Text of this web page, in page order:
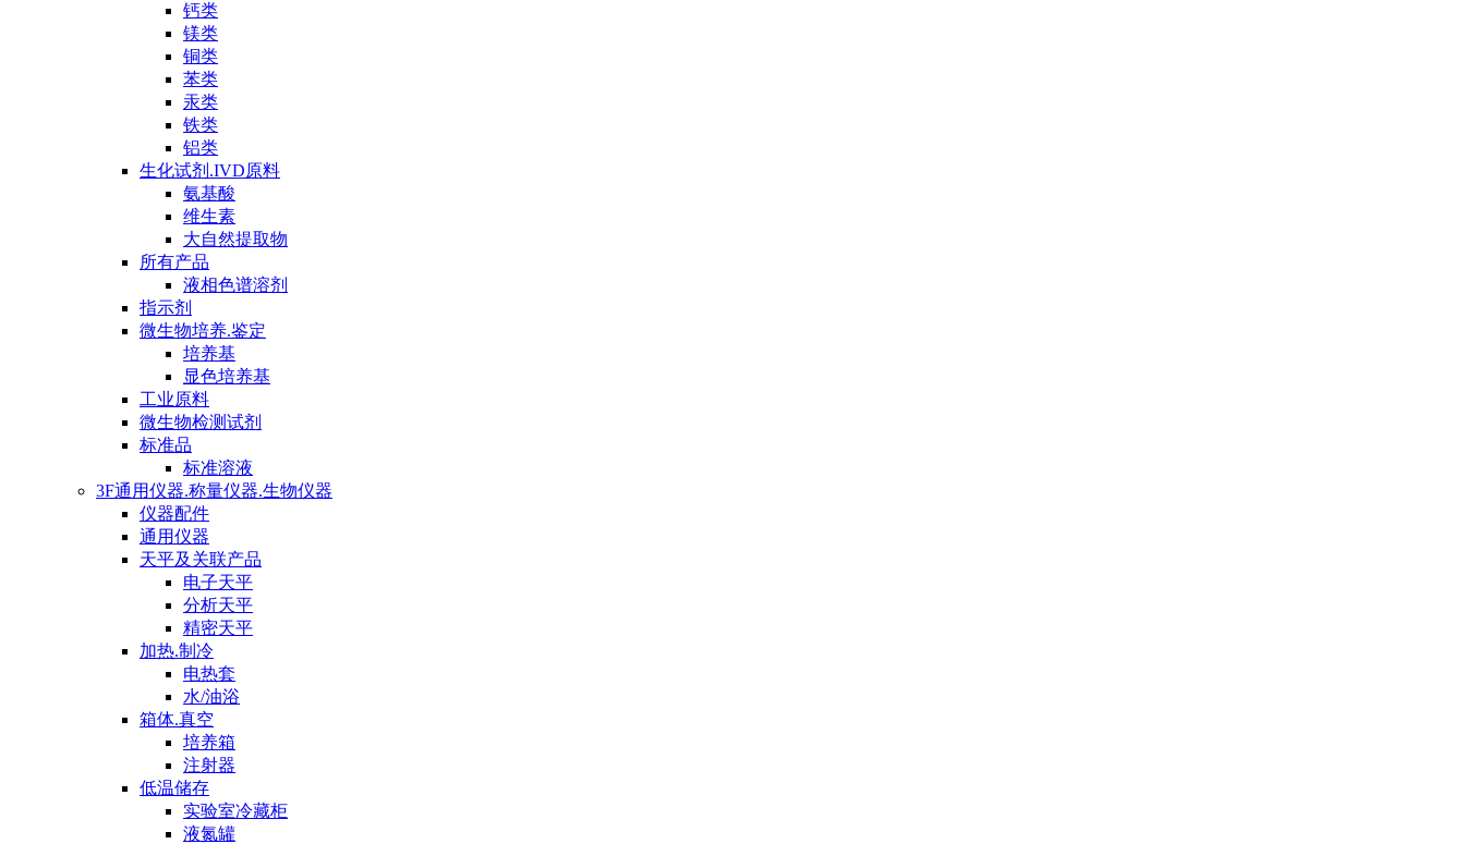
钙类
镁类
铜类
苯类
汞类
铁类
铝类
生化试剂.IVD原料
氨基酸
维生素
大自然提取物
所有产品
液相色谱溶剂
指示剂
微生物培养.鉴定
培养基
显色培养基
工业原料
微生物检测试剂
标准品
标准溶液
3F通用仪器.称量仪器.生物仪器
仪器配件
通用仪器
天平及关联产品
电子天平
分析天平
精密天平
加热.制冷
电热套
水/油浴
箱体.真空
培养箱
注射器
低温储存
实验室冷藏柜
液氮罐